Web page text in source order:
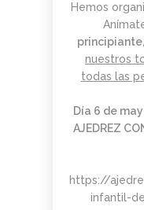
4
AGOSTO
2026
AJEDREZ
CON
VERANO Y
¡HASTA
2026
BOLETÍN
Hemos
principiante,
nuestros
todas las
Día 6 de
AJEDREZ
https://
infantil-